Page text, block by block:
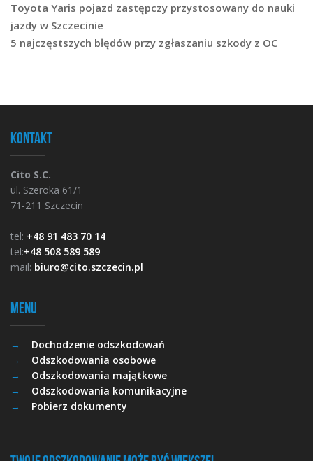
Toyota Yaris pojazd zastępczy przystosowany do nauki
jazdy w Szczecinie
5 najczęstszych błędów przy zgłaszaniu szkody z OC
Kontakt
Cito S.C.
ul. Szeroka 61/1
71-211 Szczecin
tel: +48 91 483 70 14
tel:+48 508 589 589
mail: biuro@cito.szczecin.pl
Menu
Dochodzenie odszkodowań
Odszkodowania osobowe
Odszkodowania majątkowe
Odszkodowania komunikacyjne
Pobierz dokumenty